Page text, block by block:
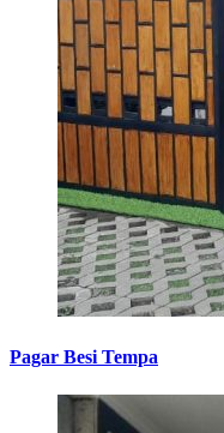
Pagar Besi Tempa